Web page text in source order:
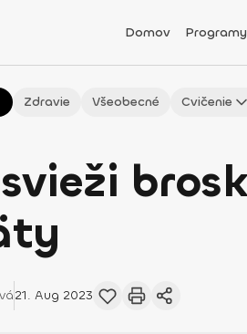
Domov Programy
Zdravie Všeobecné Cvičenie
21. Aug 2023